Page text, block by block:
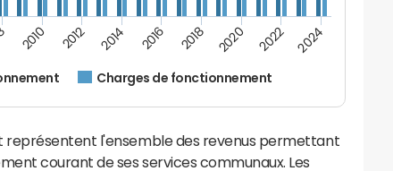
Charges de fonctionnement
2010 2012 2014 2016 2018 2020 2022 2024
représentent l'ensemble des revenus permettant
courant de ses services communaux. Les